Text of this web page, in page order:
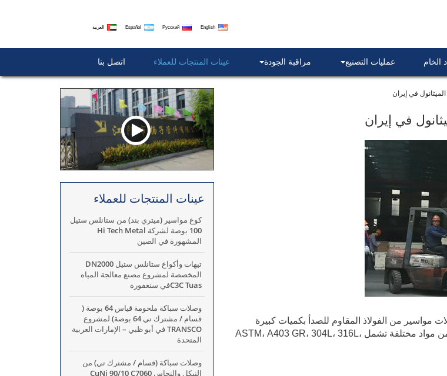
English
Русский
Español العربية
الخام عمليات التصنيع مراقبة الجودة عينات المنتجات للعملاء اتصل بنا
في إيران
في إيران
مواسير من الفولاذ المقاوم للصدأ بكميات كبيرة
لمصنع الميثانول الخاص بهم في سبلان إيران. تلك وصلات المواسير مصنعه من مواد مختلفة تشمل ASTM، A403 GR، 304L، 316L،
عينات المنتجات للعملاء
كوع مواسير (ميتري بند) من ستانلس ستيل
100 بوصة لشركة Hi Tech Metal
المشهورة في الصين
تيهات وأكواع ستانلس ستيل DN2000
المخصصة لمشروع مصنع معالجة المياه
C3C Tuasفي سنغفورة
وصلات سباكة ملحومة قياس 64 بوصة (
قسام / مشترك تي 64 بوصة) لمشروع
TRANSCO في أبو ظبي – الإمارات العربية
المتحدة
وصلات سباكة (قسام / مشترك تي) من
النيكل والنحاس CuNi 90/10 C7060